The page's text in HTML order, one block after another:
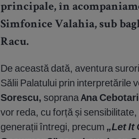
principale, în
Simfonice Valahia, sub
Racu.
De această dată, aventura
Sălii Palatului prin interpretările
Sorescu, sopranaAna Cebotari
vor reda, cu forță și
generații întregi, precum „Let It